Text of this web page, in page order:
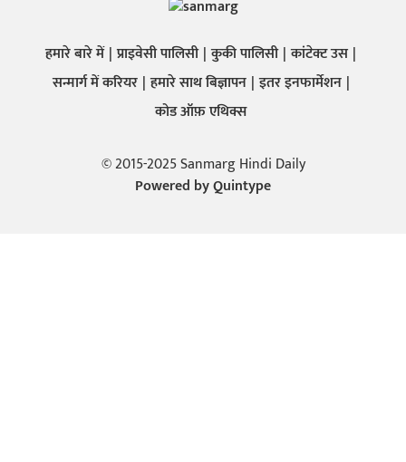
हमारे बारे में प्राइवेसी पालिसी कुकी पालिसी कांटेक्ट उस
सन्मार्ग में करियर हमारे साथ बिज्ञापन इतर इनफार्मेशन
कोड ऑफ़ एथिक्स
© 2015-2025 Sanmarg Hindi Daily
Powered byQuintype